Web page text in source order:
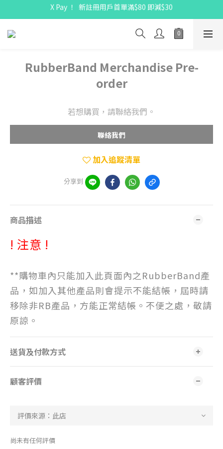
X Pay ！  新註冊用戶首單滿$80 即減$30
X Pay ！  新註冊用戶首單滿$80 即減$30
X Pay ！  新註冊用戶首單滿$80 即減$30
RubberBand Merchandise Pre-
order
若想購買，請聯絡我們。
聯絡我們
加入追蹤清單
分享到
商品描述
! 注意 !
**購物車內只能加入此頁面內之RubberBand產
品，如加入其他產品則會提示不能結帳，屆時請
移除非RB產品，方能正常結帳。不便之處，敬請
原諒。
送貨及付款方式
顧客評價
尚未有任何評價